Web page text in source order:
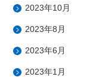
2023年10月
2023年8月
2023年6月
2023年1月